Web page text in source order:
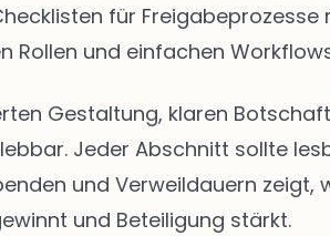
für
Rollen und einfachen
Gestaltung, klaren
Jeder Abschnitt sollte
und Verweildauern
und Beteiligung stärkt.